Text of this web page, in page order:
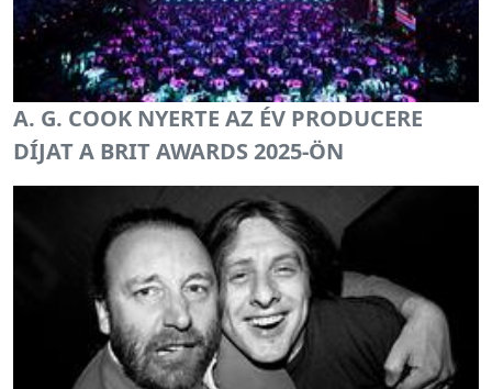
A. G. COOK NYERTE AZ ÉV PRODUCERE
DÍJAT A BRIT AWARDS 2025-ÖN